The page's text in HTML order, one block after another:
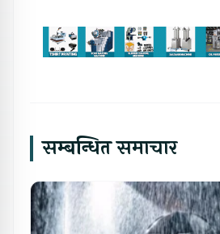
सम्बन्धित समाचार